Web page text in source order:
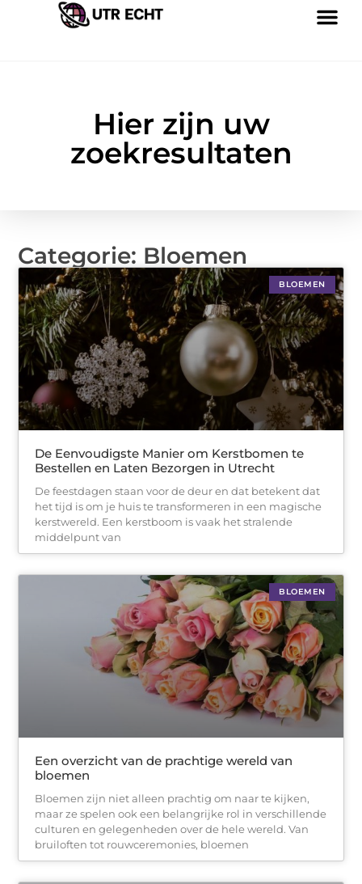
Hier zijn uw
zoekresultaten
Categorie: Bloemen
BLOEMEN
De Eenvoudigste Manier om Kerstbomen te
Bestellen en Laten Bezorgen in Utrecht
De feestdagen staan voor de deur en dat betekent dat
het tijd is om je huis te transformeren in een magische
kerstwereld. Een kerstboom is vaak het stralende
middelpunt van
BLOEMEN
Een overzicht van de prachtige wereld van
bloemen
Bloemen zijn niet alleen prachtig om naar te kijken,
maar ze spelen ook een belangrijke rol in verschillende
culturen en gelegenheden over de hele wereld. Van
bruiloften tot rouwceremonies, bloemen